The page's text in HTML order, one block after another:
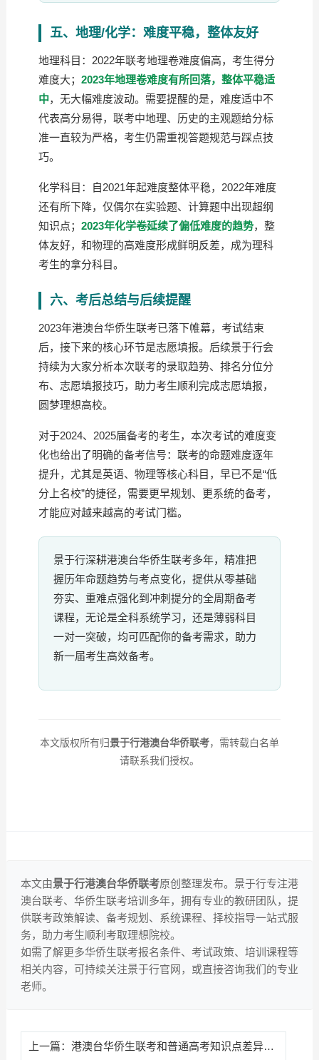
五、地理/化学：难度平稳，整体友好
地理科目：2022年联考地理卷难度偏高，考生得分
难度大； 2023年地理卷难度有所回落，整体平稳适
中，无大幅难度波动。需要提醒的是，难度适中不
代表高分易得，联考中地理、历史的主观题给分标
准一直较为严格，考生仍需重视答题规范与踩点技
巧。
化学科目：自2021年起难度整体平稳，2022年难度
还有所下降，仅偶尔在实验题、计算题中出现超纲
知识点； 2023年化学卷延续了偏低难度的趋势，整
体友好，和物理的高难度形成鲜明反差，成为理科
考生的拿分科目。
六、考后总结与后续提醒
2023年港澳台华侨生联考已落下帷幕，考试结束
后，接下来的核心环节是志愿填报。后续景于行会
持续为大家分析本次联考的录取趋势、排名分位分
布、志愿填报技巧，助力考生顺利完成志愿填报，
圆梦理想高校。
对于2024、2025届备考的考生，本次考试的难度变
化也给出了明确的备考信号：联考的命题难度逐年
提升，尤其是英语、物理等核心科目，早已不是“低
分上名校”的捷径，需要更早规划、更系统的备考，
才能应对越来越高的考试门槛。
景于行深耕港澳台华侨生联考多年，精准把
握历年命题趋势与考点变化，提供从零基础
夯实、重难点强化到冲刺提分的全周期备考
课程，无论是全科系统学习，还是薄弱科目
一对一突破，均可匹配你的备考需求，助力
新一届考生高效备考。
本文版权所有归景于行港澳台华侨联考，需转载白名单
请联系我们授权。
本文由景于行港澳台华侨联考原创整理发布。景于行专注港
澳台联考、华侨生联考培训多年，拥有专业的教研团队，提
供联考政策解读、备考规划、系统课程、择校指导一站式服
务，助力考生顺利考取理想院校。
如需了解更多华侨生联考报名条件、考试政策、培训课程等
相关内容，可持续关注景于行官网，或直接咨询我们的专业
老师。
上一篇： 港澳台华侨生联考和普通高考知识点差异详解 联考 vs 高考核心区别